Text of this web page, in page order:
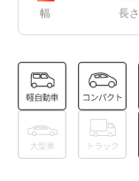
8月16日 (日)
8月17日 (月)
幅 長さ